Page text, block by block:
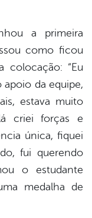
a primeira
como ficou
colocação: “Eu
da equipe,
estava muito
criei forças e
única, fiquei
fui querendo
o estudante
medalha de